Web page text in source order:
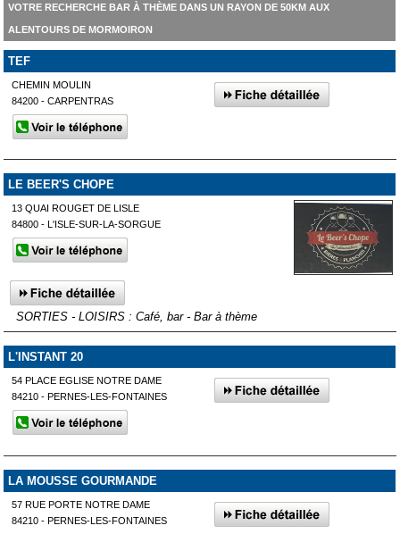
VOTRE RECHERCHE BAR À THÈME DANS UN RAYON DE 50KM AUX
ALENTOURS DE MORMOIRON
TEF
CHEMIN MOULIN
84200 - CARPENTRAS
LE BEER'S CHOPE
13 QUAI ROUGET DE LISLE
84800 - L'ISLE-SUR-LA-SORGUE
SORTIES - LOISIRS : Café, bar - Bar à thème
L'INSTANT 20
54 PLACE EGLISE NOTRE DAME
84210 - PERNES-LES-FONTAINES
LA MOUSSE GOURMANDE
57 RUE PORTE NOTRE DAME
84210 - PERNES-LES-FONTAINES